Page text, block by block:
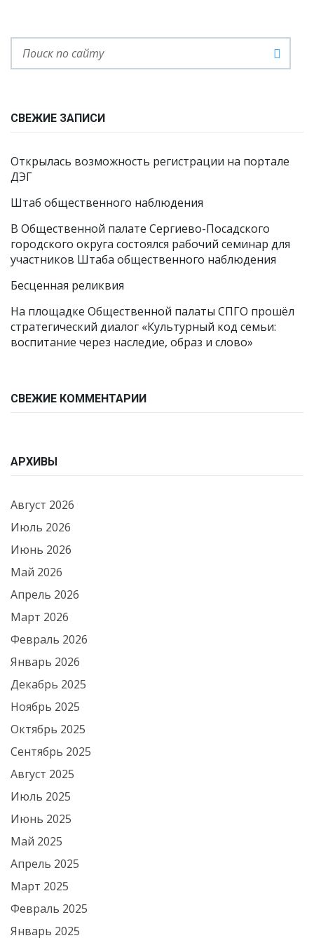
СВЕЖИЕ ЗАПИСИ
Открылась возможность регистрации на портале
ДЭГ
Штаб общественного наблюдения
В Общественной палате Сергиево-Посадского
городского округа состоялся рабочий семинар для
участников Штаба общественного наблюдения
Бесценная реликвия
На площадке Общественной палаты СПГО прошёл
стратегический диалог «Культурный код семьи:
воспитание через наследие, образ и слово»
СВЕЖИЕ КОММЕНТАРИИ
АРХИВЫ
Август 2026
Июль 2026
Июнь 2026
Май 2026
Апрель 2026
Март 2026
Февраль 2026
Январь 2026
Декабрь 2025
Ноябрь 2025
Октябрь 2025
Сентябрь 2025
Август 2025
Июль 2025
Июнь 2025
Май 2025
Апрель 2025
Март 2025
Февраль 2025
Январь 2025